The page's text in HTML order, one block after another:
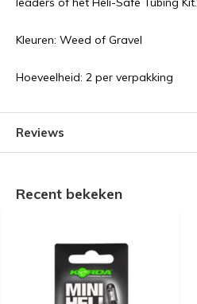
Kleuren: Weed of Gravel
Hoeveelheid: 2 per verpakking
Reviews
Recent bekeken